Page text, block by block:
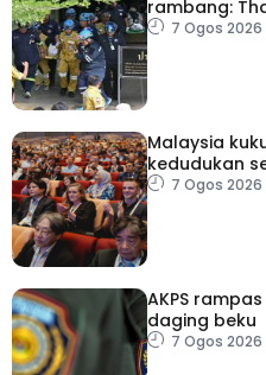
rambang:
umum pelan
7 Ogos
Malaysia
kedudukan
acara7 Ogos
AKPS
daging beku
7 Ogos